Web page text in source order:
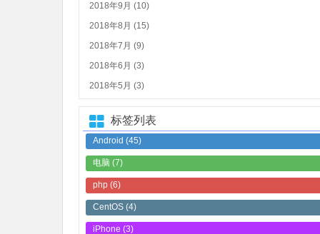
2018年9月 (10)
2018年8月 (15)
2018年7月 (9)
2018年6月 (3)
2018年5月 (3)
标签列表
Android (45)
电脑 (7)
php (6)
CentOS (4)
iPhone (3)